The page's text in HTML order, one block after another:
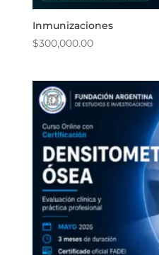
Inmunizaciones
$300,000.00